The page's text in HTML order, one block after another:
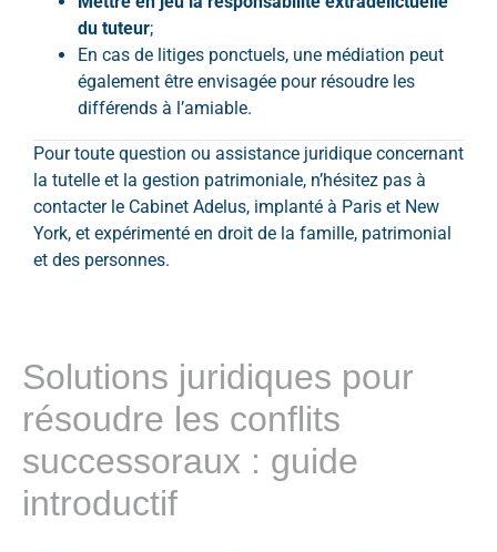
du tuteur;
En cas de litiges ponctuels, une médiation peut
également être envisagée pour résoudre les
différends à l’amiable.
Pour toute question ou assistance juridique concernant
la tutelle et la gestion patrimoniale, n’hésitez pas à
contacter le Cabinet Adelus, implanté à Paris et New
York, et expérimenté en droit de la famille, patrimonial
et des personnes.
Solutions juridiques pour
résoudre les conflits
successoraux : guide
introductif